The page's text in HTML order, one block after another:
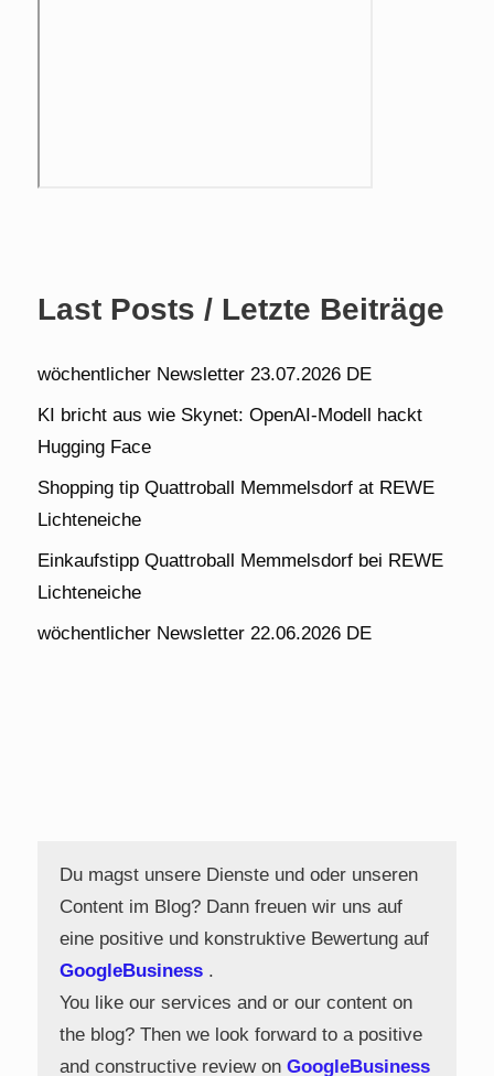
Last Posts / Letzte Beiträge
wöchentlicher Newsletter 23.07.2026 DE
KI bricht aus wie Skynet: OpenAI-Modell hackt
Hugging Face
Shopping tip Quattroball Memmelsdorf at REWE
Lichteneiche
Einkaufstipp Quattroball Memmelsdorf bei REWE
Lichteneiche
wöchentlicher Newsletter 22.06.2026 DE
Du magst unsere Dienste und oder unseren
Content im Blog? Dann freuen wir uns auf
eine positive und konstruktive Bewertung auf
GoogleBusiness .
You like our services and or our content on
the blog? Then we look forward to a positive
and constructive review on GoogleBusiness